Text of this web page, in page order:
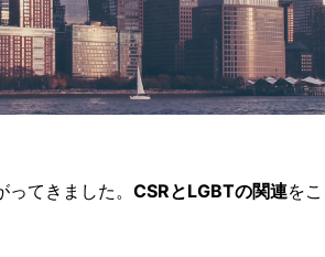
てきました。 CSRとLGBTの関連を